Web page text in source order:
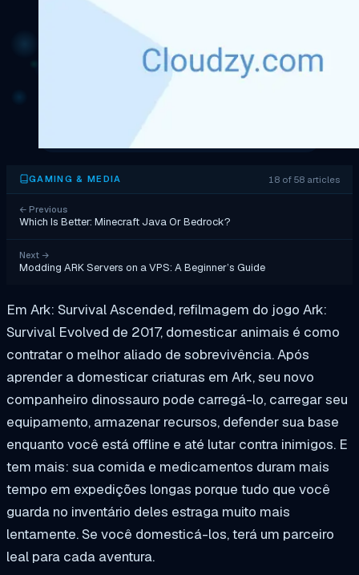
GAMING & MEDIA 18 of 58 articles
← Previous
Which Is Better: Minecraft Java Or Bedrock?
Next →
Modding ARK Servers on a VPS: A Beginner’s Guide
Em Ark: Survival Ascended, refilmagem do jogo Ark:
Survival Evolved de 2017, domesticar animais é como
contratar o melhor aliado de sobrevivência. Após
aprender a domesticar criaturas em Ark, seu novo
companheiro dinossauro pode carregá-lo, carregar seu
equipamento, armazenar recursos, defender sua base
enquanto você está offline e até lutar contra inimigos. E
tem mais: sua comida e medicamentos duram mais
tempo em expedições longas porque tudo que você
guarda no inventário deles estraga muito mais
lentamente. Se você domesticá-los, terá um parceiro
leal para cada aventura.